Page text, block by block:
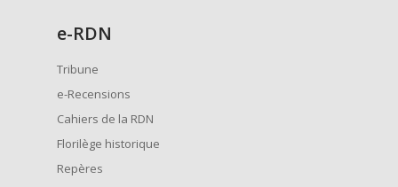
e-RDN
Tribune
e-Recensions
Cahiers de la RDN
Florilège historique
Repères